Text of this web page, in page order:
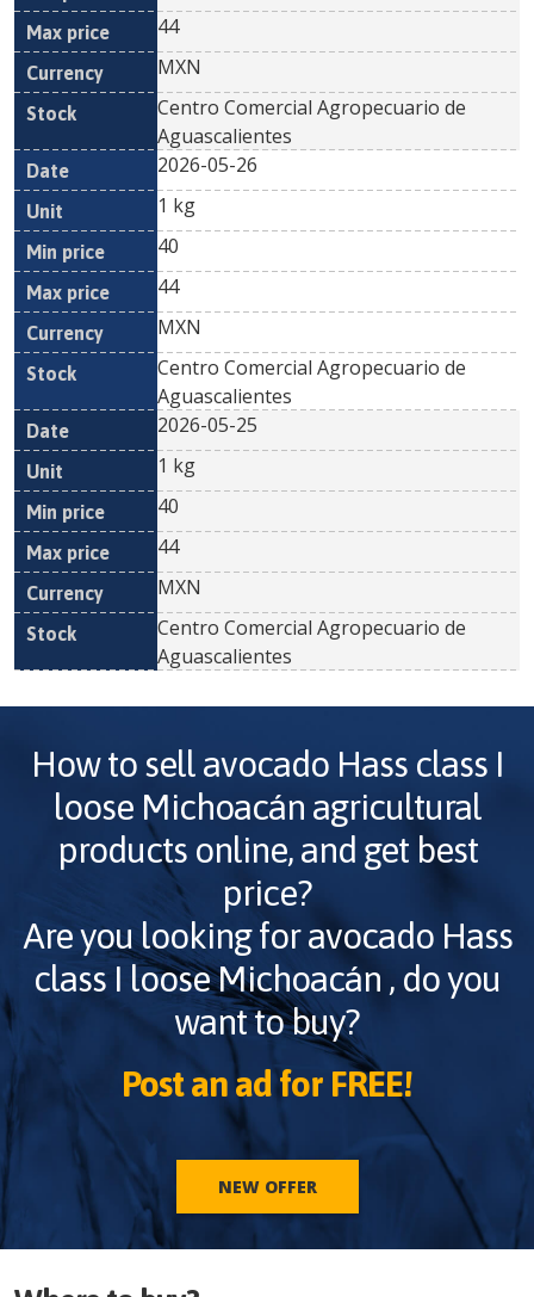
44
MXN
Centro Comercial Agropecuario de
Aguascalientes
2026-05-26
1 kg
40
44
MXN
Centro Comercial Agropecuario de
Aguascalientes
2026-05-25
1 kg
40
44
MXN
Centro Comercial Agropecuario de
Aguascalientes
How to sell avocado Hass class I
loose Michoacán agricultural
products online, and get best
price?
Are you looking foravocado Hass
class I loose Michoacán , do you
want to buy?
Post an ad for FREE!
NEW OFFER